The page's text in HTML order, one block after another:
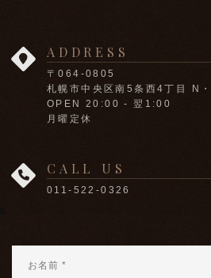
ADDRESS
〒064-0805
札幌市中央区南5条西4丁目 N
OPEN 20:00 - 翌1:00
月曜定休
CALL US
011-522-0326